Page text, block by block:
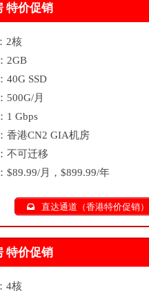
特价促销
2核
2GB
40G SSD
500G/月
1 Gbps
香港CN2 GIA机房
不可迁移
$89.99/月，$899.99/年
直达通道（香港特价促销）
特价促销
4核